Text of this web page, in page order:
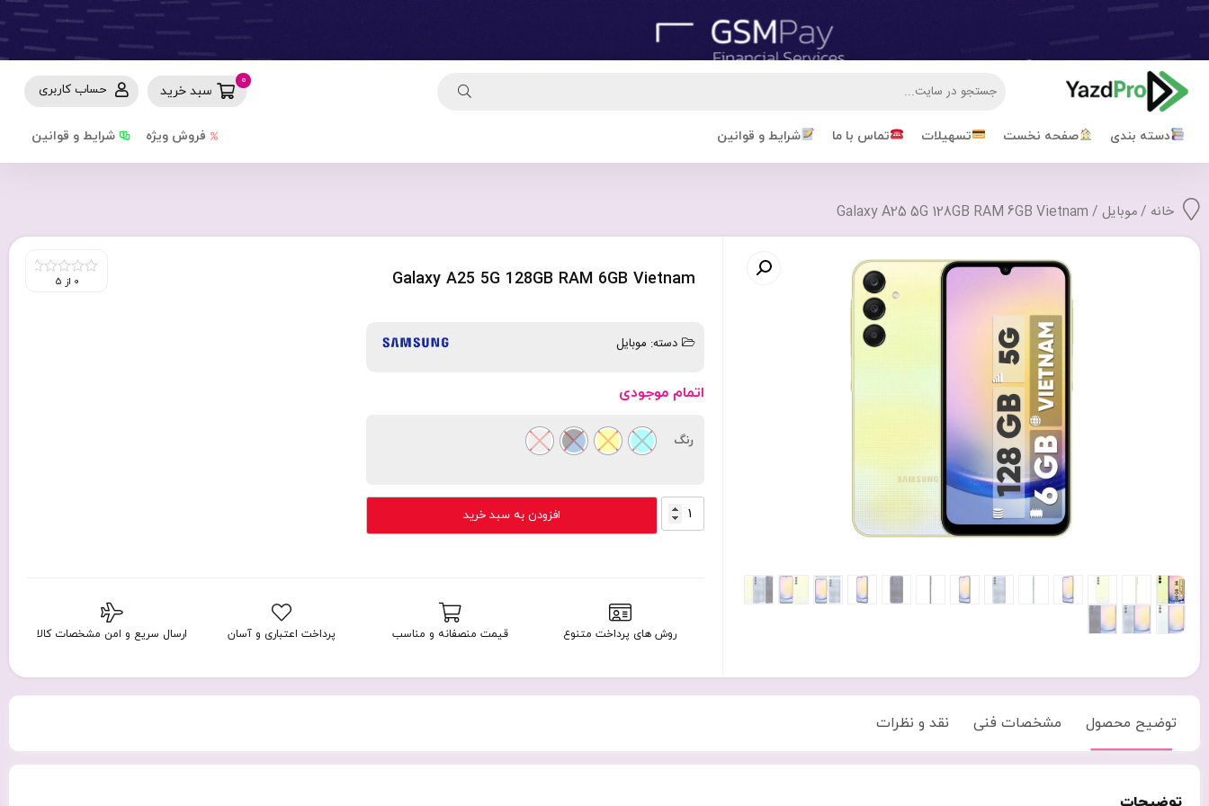
حساب کاربری سبد خرید
0
دسته بندی صفحه نخست تسهیلات تماس با ما شرایط و قوانین شرایط و قوانین فروش ویژه
خانه /موبایل / Galaxy A25 5G 128GB RAM 6GB Vietnam
Galaxy A25 5G 128GB RAM 6GB Vietnam 0 از 5
دسته: موبایل
اتمام موجودی
رنگ
Galaxy
A25
Vietnam
افزودن به سبد خرید
روش های پرداخت متنوع قیمت منصفانه و مناسب پرداخت اعتباری و آسان ارسال سریع و امن مشخصات کالا
توضیح محصول مشخصات فنی نقد و نظرات